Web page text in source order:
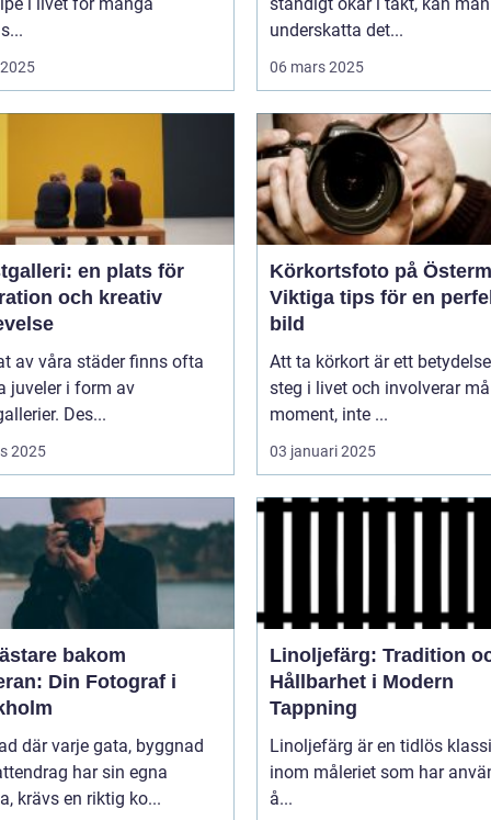
underskatta det...
06 mars 2025
en plats för
och kreativ
av våra städer finns ofta
juveler i form av
Des...
2025
Körkortsfoto på
Viktiga tips för en
bild
Att ta körkort är ett
steg i livet och involverar
moment, inte ...
03 januari 2025
bakom
Din Fotograf i
där varje gata, byggnad
har sin egna
krävs en riktig ko...
Linoljefärg: Tradition
Hållbarhet i Modern
Tappning
Linoljefärg är en tidlös
inom måleriet som har
å...